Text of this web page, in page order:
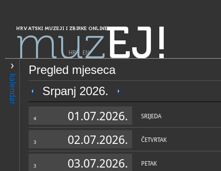
HRVATSKI MUZEJI I ZBIRKE ONLINE
muzEJ!
HR| EN
kalendar
Pregled mjeseca
Srpanj 2026.
4 01.07.2026. SRIJEDA
3 02.07.2026. ČETVRTAK
3 03.07.2026. PETAK
PRETRAŽIVANJE
Grad Zagreb
Tehnički muzej Nikola Tesla